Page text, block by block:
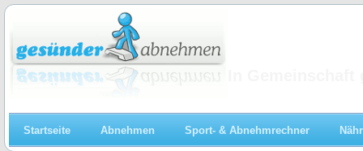
Startseite Abnehmen Sport- & Abnehmrechner